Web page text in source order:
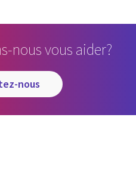
nous vous aider?
nous